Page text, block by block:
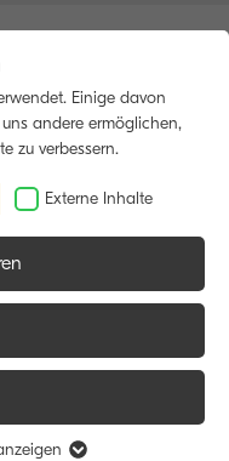
Einige davon
andere ermöglichen,
zu verbessern.
Externe Inhalte